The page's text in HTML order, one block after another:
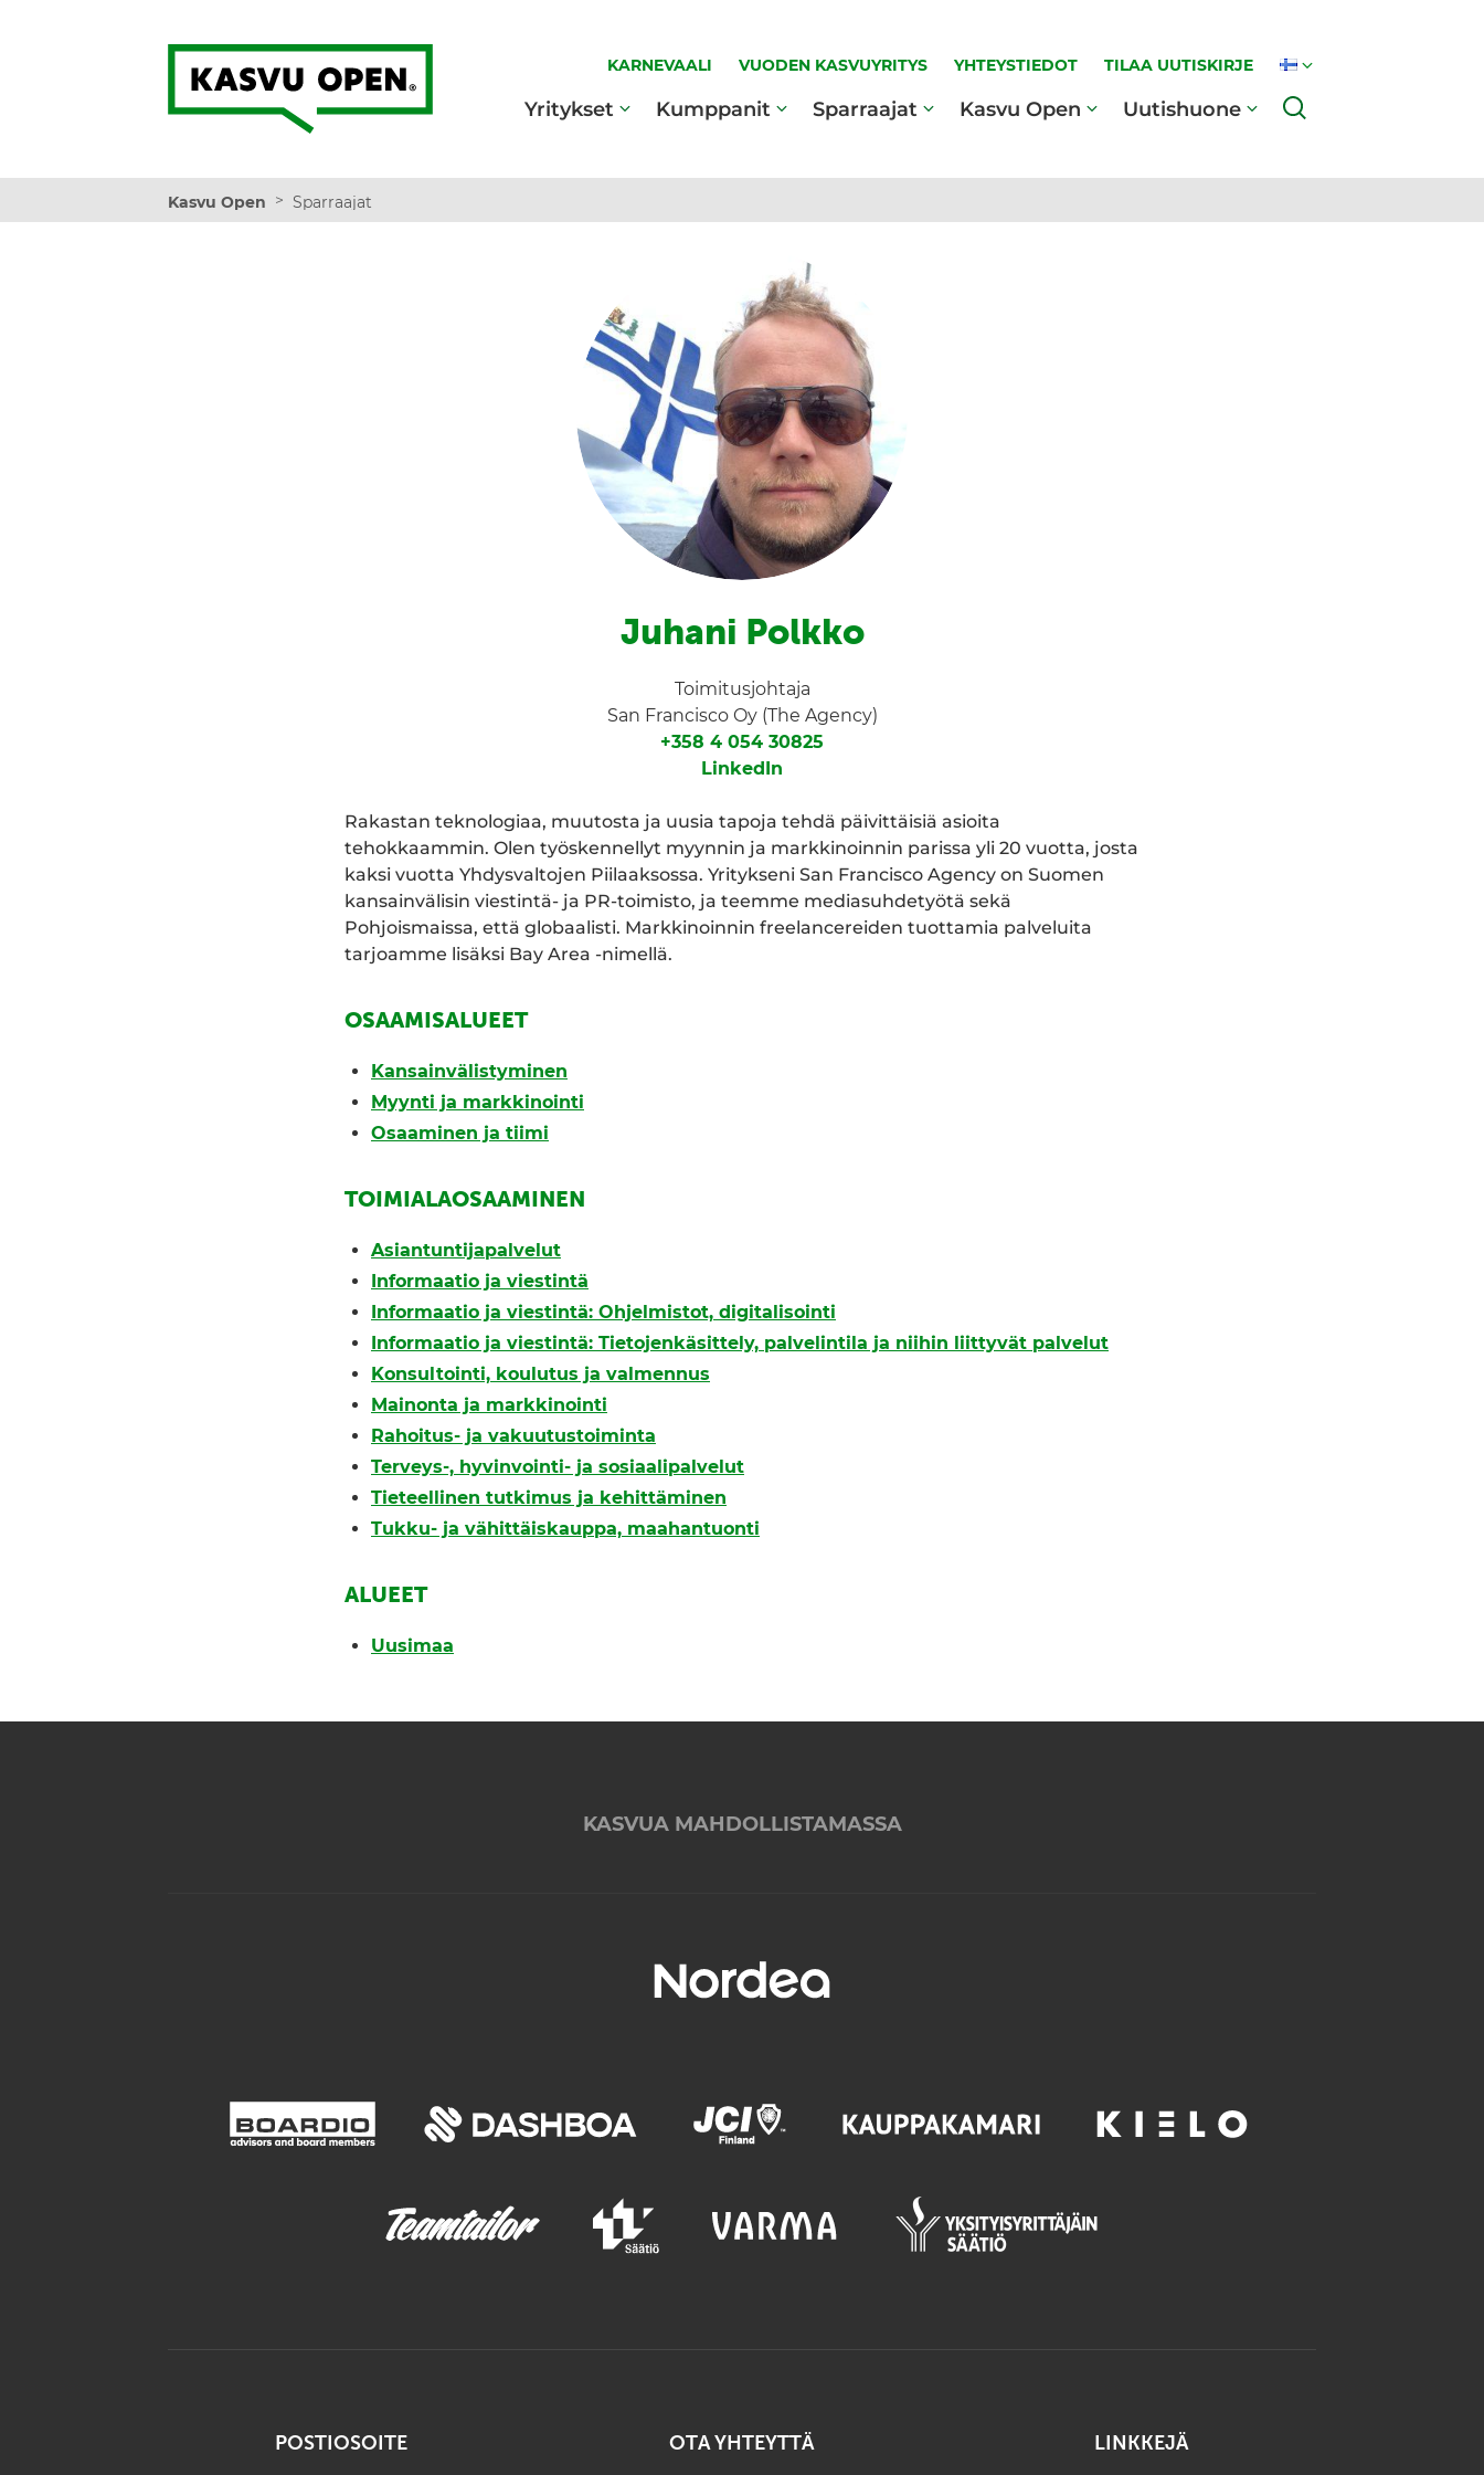
Kasvu Open
KARNEVAALI VUODEN KASVUYRITYS YHTEYSTIEDOT TILAA UUTISKIRJE
Yritykset Kumppanit Sparraajat Kasvu Open Uutishuone
Kasvu Open > Sparraajat
Juhani Polkko
Toimitusjohtaja
San Francisco Oy (The Agency)
+358 4 054 30825
LinkedIn
Rakastan teknologiaa, muutosta ja uusia tapoja tehdä päivittäisiä asioita
tehokkaammin. Olen työskennellyt myynnin ja markkinoinnin parissa yli 20 vuotta, josta
kaksi vuotta Yhdysvaltojen Piilaaksossa. Yritykseni San Francisco Agency on Suomen
kansainvälisin viestintä- ja PR-toimisto, ja teemme mediasuhdetyötä sekä
Pohjoismaissa, että globaalisti. Markkinoinnin freelancereiden tuottamia palveluita
tarjoamme lisäksi Bay Area -nimellä.
OSAAMISALUEET
Kansainvälistyminen
Myynti ja markkinointi
Osaaminen ja tiimi
TOIMIALAOSAAMINEN
Asiantuntijapalvelut
Informaatio ja viestintä
Informaatio ja viestintä: Ohjelmistot, digitalisointi
Informaatio ja viestintä: Tietojenkäsittely, palvelintila ja niihin liittyvät palvelut
Konsultointi, koulutus ja valmennus
Mainonta ja markkinointi
Rahoitus- ja vakuutustoiminta
Terveys-, hyvinvointi- ja sosiaalipalvelut
Tieteellinen tutkimus ja kehittäminen
Tukku- ja vähittäiskauppa, maahantuonti
ALUEET
Uusimaa
KASVUA MAHDOLLISTAMASSA
POSTIOSOITE OTA YHTEYTTÄ LINKKEJÄ